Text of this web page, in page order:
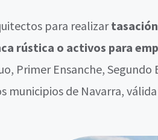
para realizar
rústica o activos para
Primer Ensanche,
municipios de Navarra,